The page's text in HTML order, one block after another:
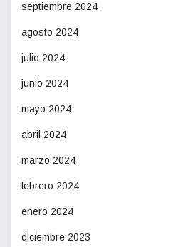
septiembre 2024
agosto 2024
julio 2024
junio 2024
mayo 2024
abril 2024
marzo 2024
febrero 2024
enero 2024
diciembre 2023